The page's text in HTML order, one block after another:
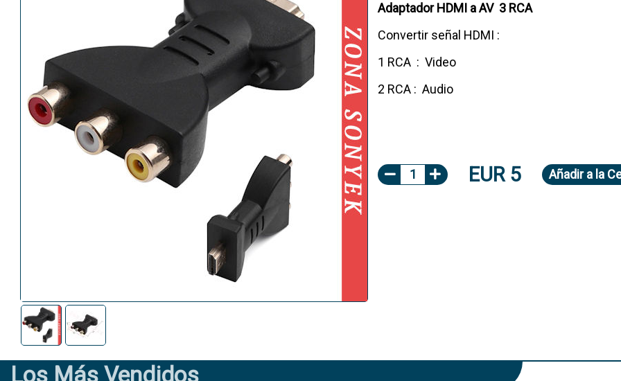
Adaptador HDMI a AV 3 RCA
Convertir señal HDMI :
1 RCA : Video
2 RCA : Audio
1 EUR 5 Añadira la
Los Más Vendidos